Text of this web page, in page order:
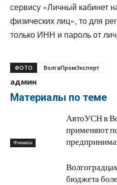
сервису «Личный кабинет
физических лиц», то для
только ИНН и пароль от
ФОТО ВолгаПромЭксперт
админ
Материалы по теме
Финансы
АвтоУСН в
применяют
бюджета